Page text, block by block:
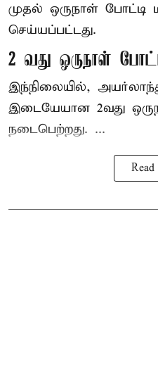
முதல் ஒருநாள் போட்டி
செய்யப்பட்டது.
2 வது ஒருநாள்
இந்நிலையில்,
இடையேயான 2வது
நடைபெற்றது. ...